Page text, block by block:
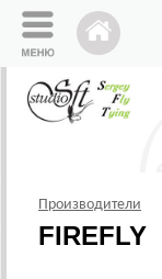
Производители
FIREFLY